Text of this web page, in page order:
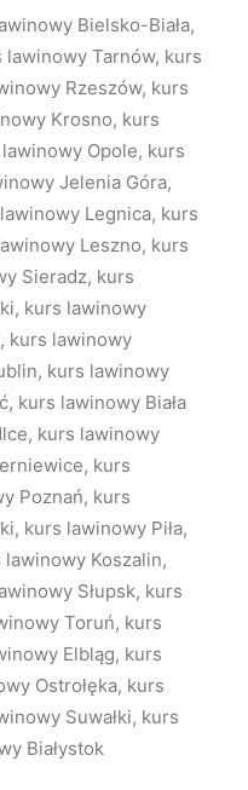
Bielsko-Biała,
Tarnów, kurs
Rzeszów, kurs
Krosno, kurs
Opole, kurs
Jelenia Góra,
Legnica, kurs
Leszno, kurs
Sieradz, kurs
kurs lawinowy
kurs lawinowy
kurs lawinowy
kurs lawinowy Biała
kurs lawinowy
kurs
Poznań, kurs
kurs lawinowy Piła,
Koszalin,
Słupsk, kurs
Toruń, kurs
Elbląg, kurs
Ostrołęka, kurs
Suwałki, kurs
Białystok